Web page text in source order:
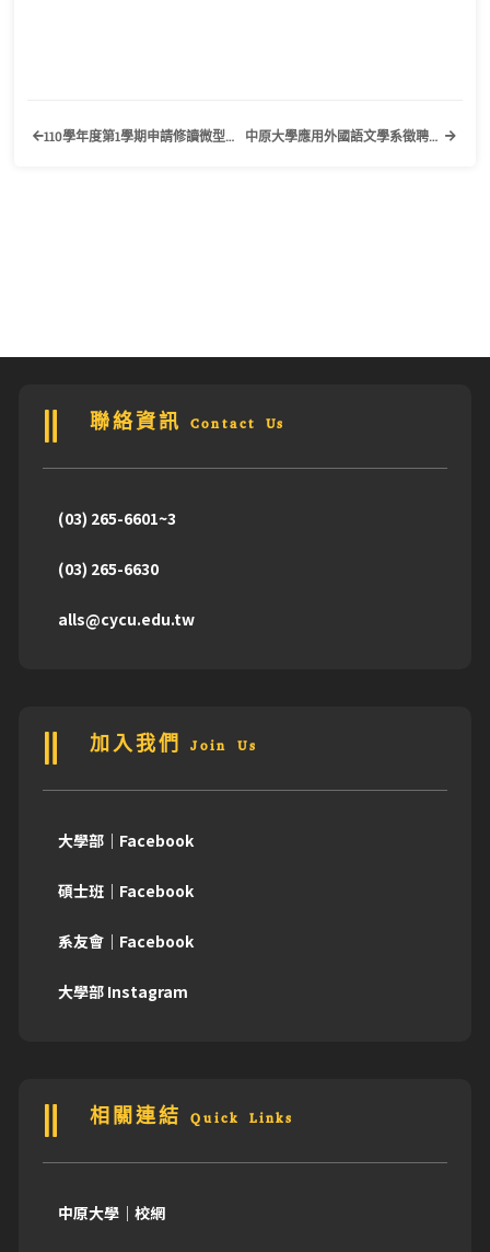
110學年度第1學期申請修讀微型學程通過名單公告 中原大學應用外國語文學系徵聘講師(英語為母語人士)或助理教授(以上)1名
聯絡資訊 Contact Us
(03) 265-6601~3
(03) 265-6630
alls@cycu.edu.tw
加入我們 Join Us
大學部｜Facebook
碩士班｜Facebook
系友會｜Facebook
大學部 Instagram
相關連結 Quick Links
中原大學｜校網